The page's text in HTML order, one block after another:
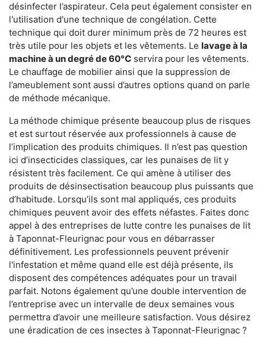
désinfecter l’aspirateur. Cela peut également consister en
l'utilisation d'une technique de congélation. Cette
technique qui doit durer minimum près de 72 heures est
très utile pour les objets et les vêtements. Le lavage à la
machine à un degré de 60°C servira pour les vêtements.
Le chauffage de mobilier ainsi que la suppression de
l’ameublement sont aussi d’autres options quand on parle
de méthode mécanique.
La méthode chimique présente beaucoup plus de risques
et est surtout réservée aux professionnels à cause de
l’implication des produits chimiques. Il n’est pas question
ici d’insecticides classiques, car les punaises de lit y
résistent très facilement. Ce qui amène à utiliser des
produits de désinsectisation beaucoup plus puissants que
d’habitude. Lorsqu’ils sont mal appliqués, ces produits
chimiques peuvent avoir des effets néfastes. Faites donc
appel à des entreprises de lutte contre les punaises de lit
à Taponnat-Fleurignac pour vous en débarrasser
définitivement. Les professionnels peuvent prévenir
l'infestation et même quand elle est déjà présente, ils
disposent des compétences adéquates pour un travail
parfait. Notons également qu’une double intervention de
l’entreprise avec un intervalle de deux semaines vous
permettra d’avoir une meilleure satisfaction. Vous désirez
une éradication de ces insectes à Taponnat-Fleurignac ?